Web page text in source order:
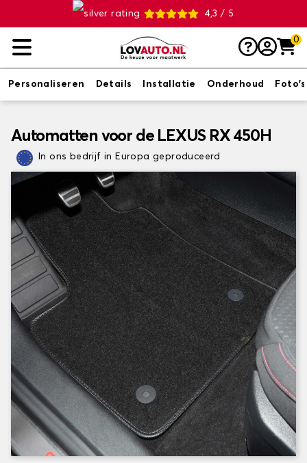
4,3 / 5
0
Personaliseren Details Installatie Onderhoud Foto's
Automatten voor de LEXUS RX 450H
In ons bedrijf in Europa geproduceerd